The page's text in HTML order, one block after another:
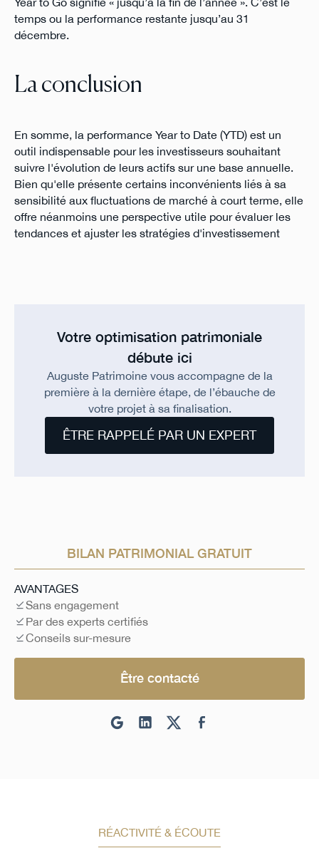
temps ou la performance restante jusqu’au 31
décembre.
La conclusion
En somme, la performance Year to Date (YTD) est un
outil indispensable pour les investisseurs souhaitant
suivre l'évolution de leurs actifs sur une base annuelle.
Bien qu'elle présente certains inconvénients liés à sa
sensibilité aux fluctuations de marché à court terme, elle
offre néanmoins une perspective utile pour évaluer les
tendances et ajuster les stratégies d'investissement
Votre optimisation patrimoniale
débute ici
Auguste Patrimoine vous accompagne de la
première à la dernière étape, de l’ébauche de
votre projet à sa finalisation.
ÊTRE RAPPELÉ PAR UN EXPERT
BILAN PATRIMONIAL GRATUIT
AVANTAGES
Sans engagement
Par des experts certifiés
Conseils sur-mesure
Être contacté
RÉACTIVITÉ & ÉCOUTE